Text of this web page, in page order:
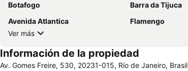
Botafogo
Barra da Tijuca
Avenida Atlantica
Flamengo
Ver más
Información de la propiedad
Av. Gomes Freire, 530, 20231-015, Río de Janeiro, Brasil